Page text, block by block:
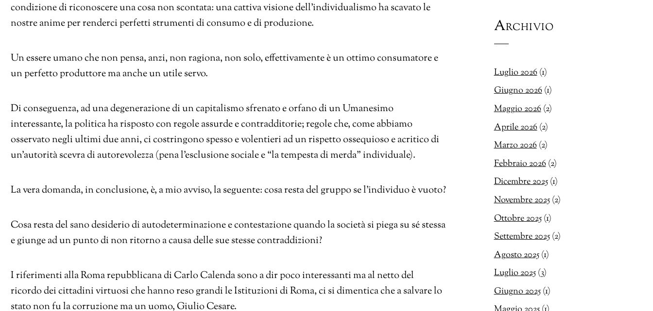
condizione di riconoscere una cosa non scontata: una cattiva visione dell’individualismo ha scavato le
nostre anime per renderci perfetti strumenti di consumo e di produzione.
Un essere umano che non pensa, anzi, non ragiona, non solo, effettivamente è un ottimo consumatore e
un perfetto produttore ma anche un utile servo.
Di conseguenza, ad una degenerazione di un capitalismo sfrenato e orfano di un Umanesimo
interessante, la politica ha risposto con regole assurde e contradditorie; regole che, come abbiamo
osservato negli ultimi due anni, ci costringono spesso e volentieri ad un rispetto ossequioso e acritico di
un’autorità scevra di autorevolezza (pena l’esclusione sociale e “la tempesta di merda” individuale).
La vera domanda, in conclusione, è, a mio avviso, la seguente: cosa resta del gruppo se l’individuo è vuoto?
Cosa resta del sano desiderio di autodeterminazione e contestazione quando la società si piega su sé stessa
e giunge ad un punto di non ritorno a causa delle sue stesse contraddizioni?
I riferimenti alla Roma repubblicana di Carlo Calenda sono a dir poco interessanti ma al netto del
ricordo dei cittadini virtuosi che hanno reso grandi le Istituzioni di Roma, ci si dimentica che a salvare lo
stato non fu la corruzione ma un uomo, Giulio Cesare.
Archivio
Luglio 2026(1)
Giugno 2026(1)
Maggio 2026(2)
Aprile 2026(2)
Marzo 2026(2)
Febbraio 2026(2)
Dicembre 2025(1)
Novembre 2025(2)
Ottobre 2025(1)
Settembre 2025(2)
Agosto 2025(1)
Luglio 2025(3)
Giugno 2025(1)